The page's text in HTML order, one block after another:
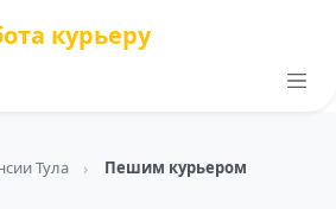
Тула Пешим курьером